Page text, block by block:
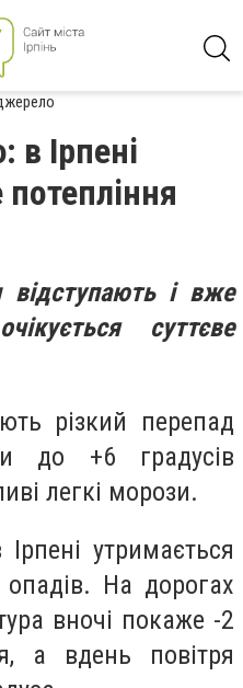
в Ірпені
потепління
і вже
суттєве
різкий перепад
до +6 градусів
легкі мopoзи.
утримається
На дорогах
вночі покаже -2
а вдень повітря